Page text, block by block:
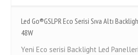
Led Go®GSLPR Eco Serisi Sıva Altı
48W
Yeni Eco serisi Backlight Led